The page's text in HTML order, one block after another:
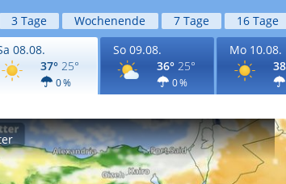
3 Tage Wochenende 7 Tage 16 Tage
08.08.
37° 25°
0 %
So 09.08.
36° 25°
0 %
Mo 10.08.